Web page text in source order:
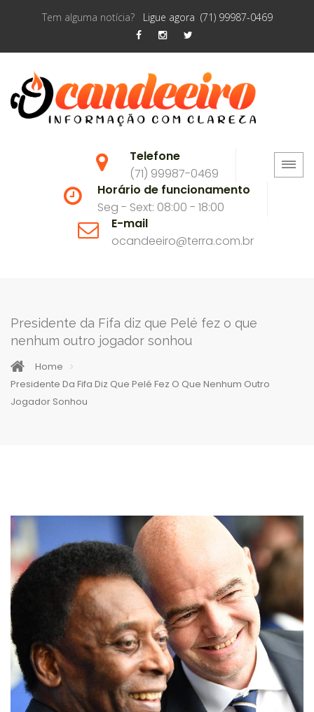
Tem alguma notícia? Ligue agora (71) 99987-0469
Telefone
(71) 99987-0469
Horário de funcionamento
Seg - Sext: 08:00 - 18:00
E-mail
ocandeeiro@terra.com.br
Presidente da Fifa diz que Pelé fez o que
nenhum outro jogador sonhou
Home
Presidente Da Fifa Diz Que Pelé Fez O Que Nenhum Outro
Jogador Sonhou